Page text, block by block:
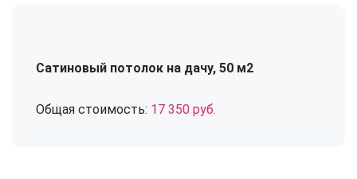
Сатиновый потолок на дачу, 50 м2
Общая стоимость: 17 350 руб.